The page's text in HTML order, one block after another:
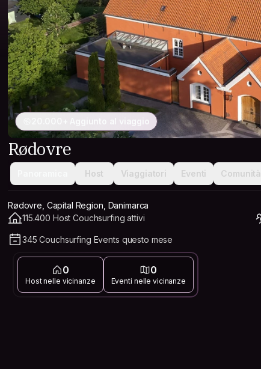
20.000+ Aggiunto al viaggio
Rødovre
Host Viaggiatori Eventi Comunità
Rødovre, Capital Region, Danimarca
115.400 Host Couchsurfing attivi
345 Couchsurfing Events questo mese
0
Host nelle vicinanze
0
Eventi nelle vicinanze